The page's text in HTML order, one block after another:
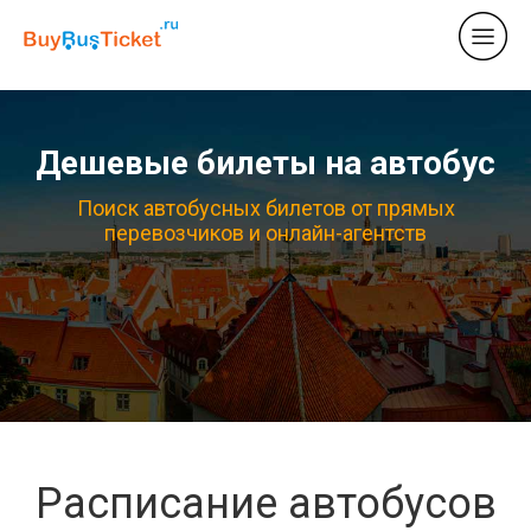
Дешевые билеты на автобус
Поиск автобусных билетов от прямых
перевозчиков и онлайн-агентств
Расписание автобусов